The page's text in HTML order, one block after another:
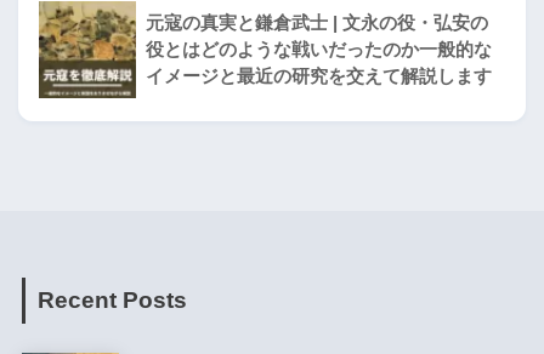
元寇の真実と鎌倉武士 | 文永の役・弘安の
役とはどのような戦いだったのか一般的な
イメージと最近の研究を交えて解説します
Recent Posts